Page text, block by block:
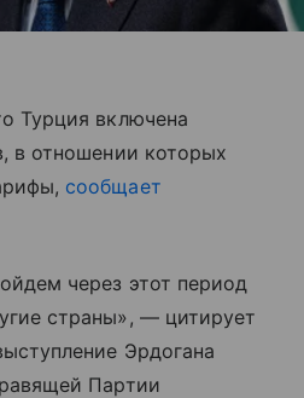
Турция включена
в отношении которых
сообщает
через этот период
страны», — цитирует
Эрдогана
Партии